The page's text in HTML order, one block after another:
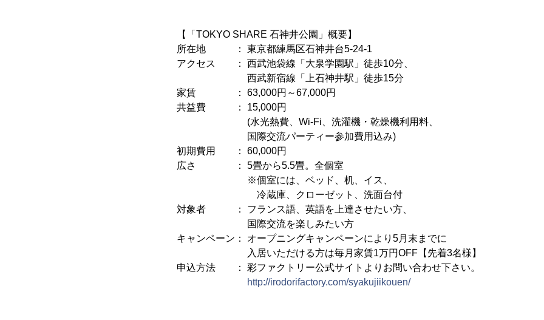
【「TOKYO SHARE 石神井公園」概要】
所在地 ： 東京都練馬区石神井台5-24-1
アクセス ： 西武池袋線「大泉学園駅」徒歩10分、
西武新宿線「上石神井駅」徒歩15分
家賃 ： 63,000円～67,000円
共益費 ： 15,000円
(水光熱費、Wi-Fi、洗濯機・乾燥機利用料、
国際交流パーティー参加費用込み)
初期費用 ： 60,000円
広さ ： 5畳から5.5畳。全個室
※個室には、ベッド、机、イス、
冷蔵庫、クローゼット、洗面台付
対象者 ： フランス語、英語を上達させたい方、
国際交流を楽しみたい方
キャンペーン： オープニングキャンペーンにより5月末までに
入居いただける方は毎月家賃1万円OFF【先着3名様】
申込方法 ： 彩ファクトリー公式サイトよりお問い合わせ下さい。
http://irodorifactory.com/syakujiikouen/